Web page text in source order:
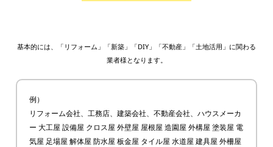
基本的には、「リフォーム」「新築」「DIY」「不動産」「土地活用」に関わる
業者様となります。
例）
リフォーム会社、工務店、建築会社、不動産会社、ハウスメーカ
ー 大工屋 設備屋 クロス屋 外壁屋 屋根屋 造園屋 外構屋 塗装屋 電
気屋 足場屋 解体屋 防水屋 板金屋 タイル屋 水道屋 建具屋 外柵屋